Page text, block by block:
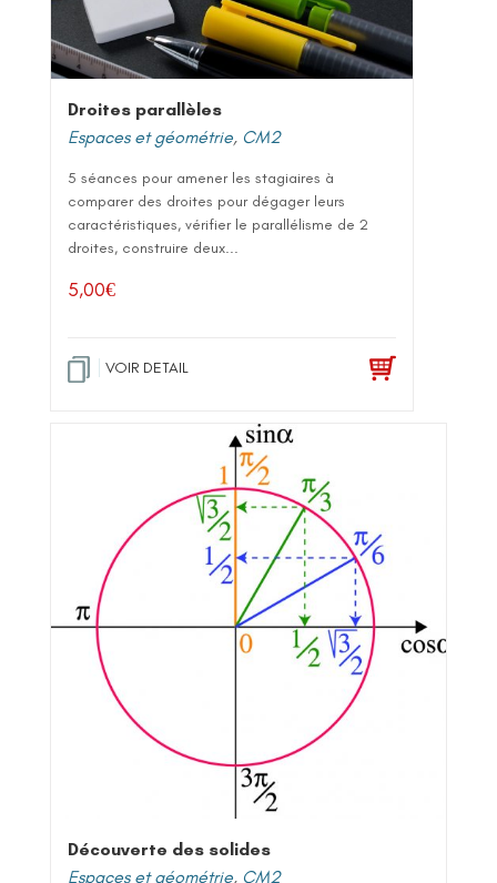
Droites parallèles
Espaces et géométrie, CM2
5 séances pour amener les stagiaires à
comparer des droites pour dégager leurs
caractéristiques, vérifier le parallélisme de 2
droites, construire deux...
5,00€
VOIR DETAIL
Découverte des solides
Espaces et géométrie, CM2